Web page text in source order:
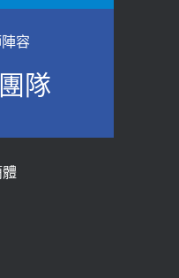
心泌尿道感染
命
【年代電視
重點可逆轉
醫坦言：不
容
隊